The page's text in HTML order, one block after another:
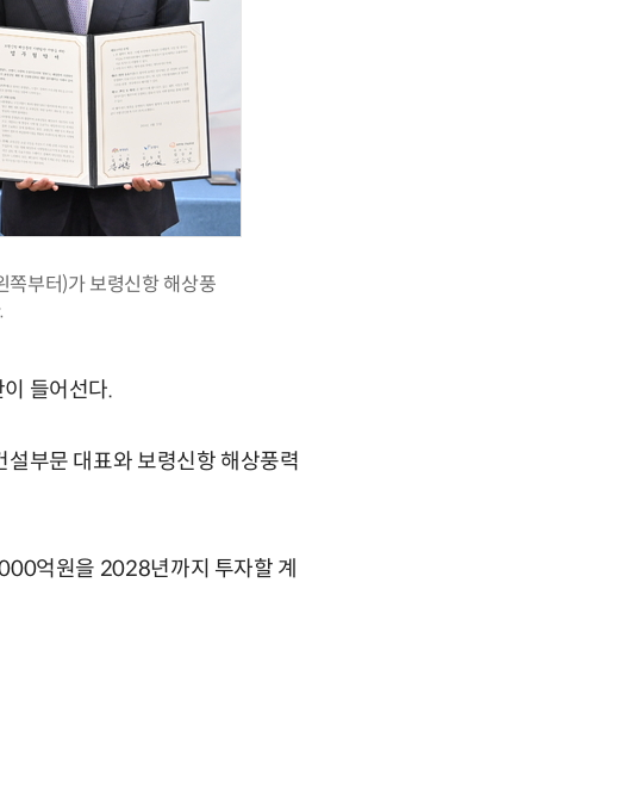
쪽부터)가 보령신항 해상풍
들어선다.
부문 대표와 보령신항 해상풍력
억원을 2028년까지 투자할 계